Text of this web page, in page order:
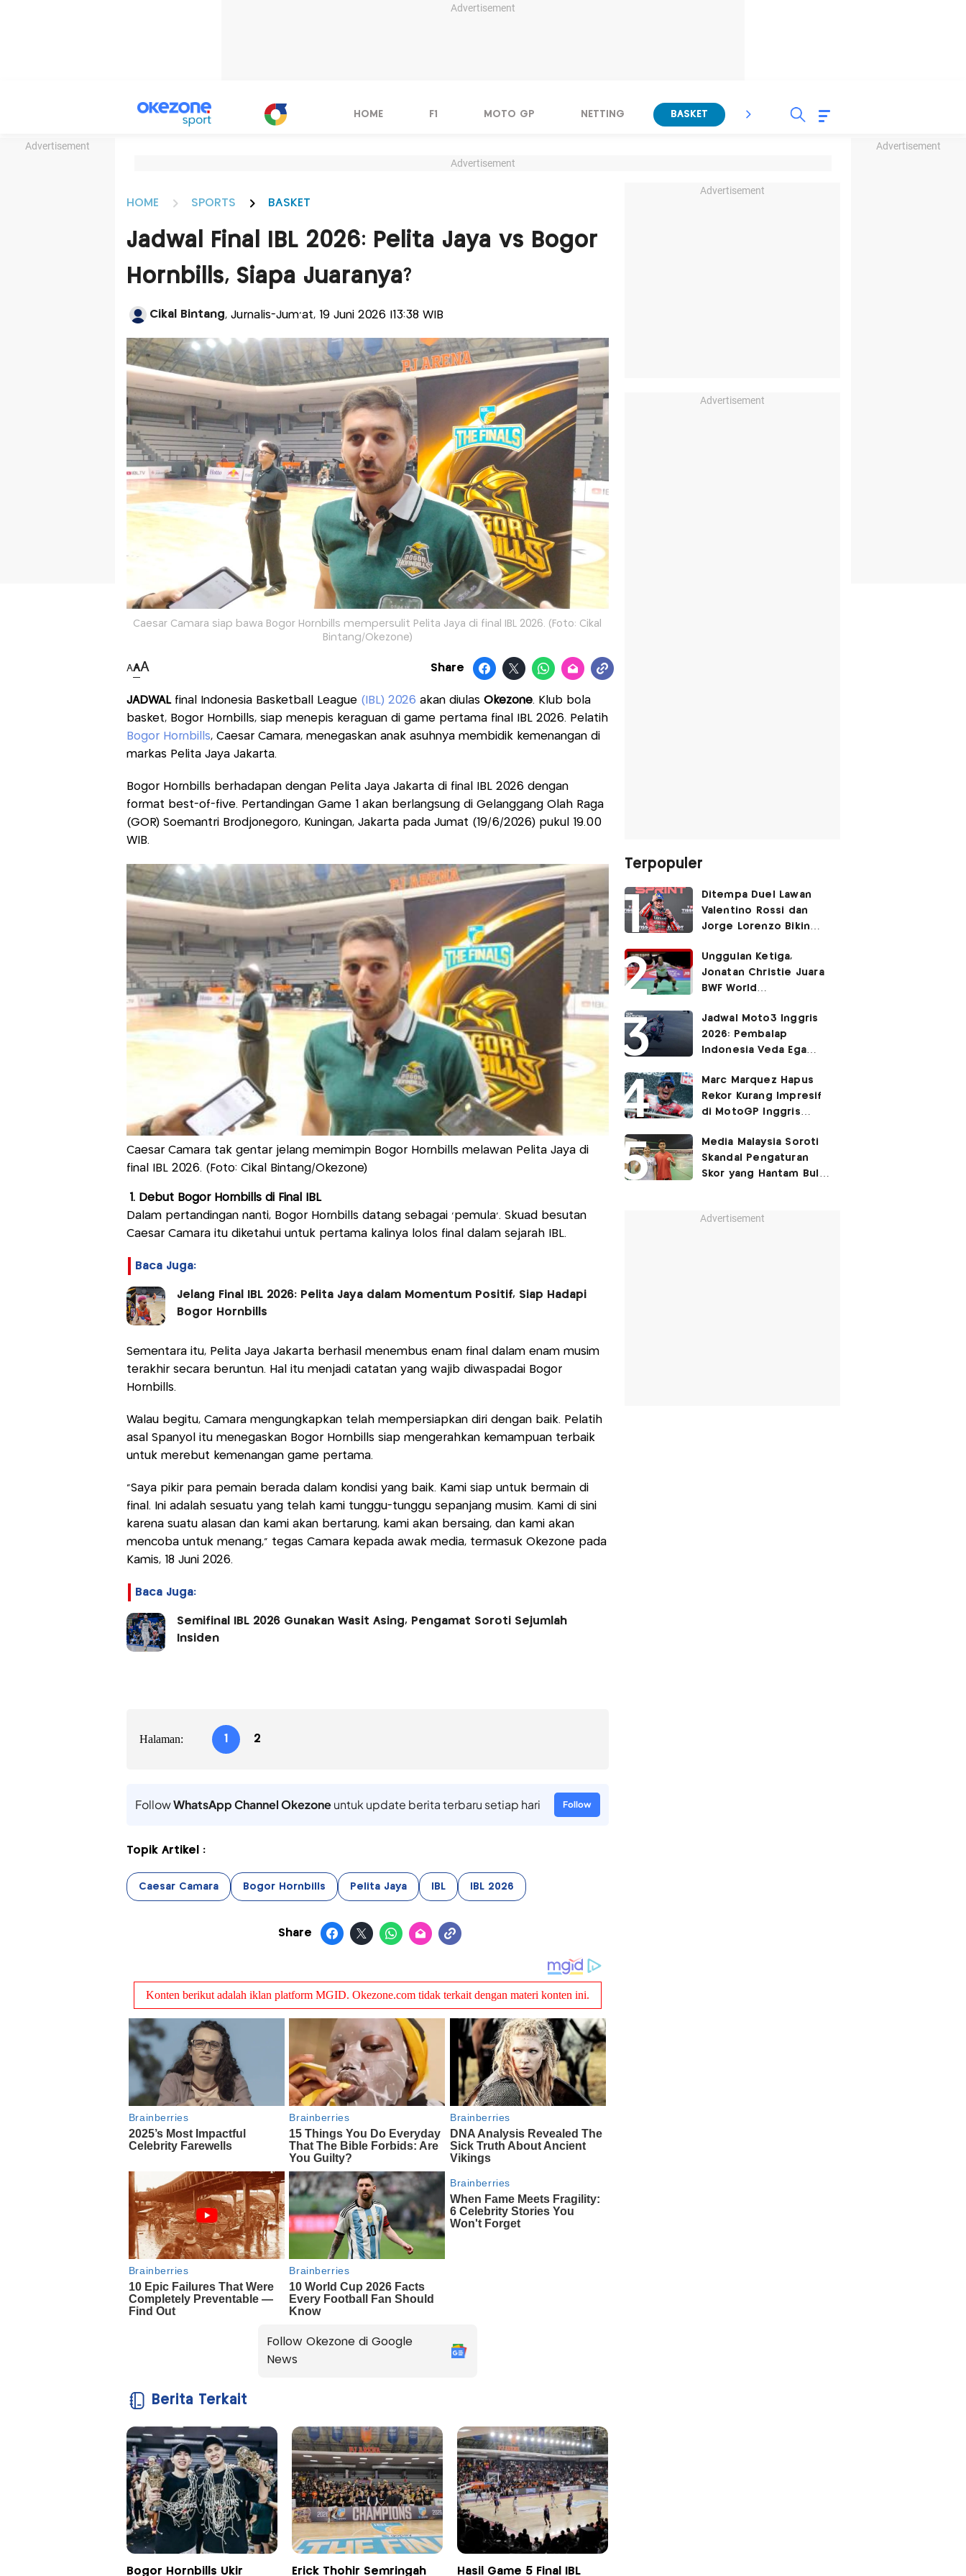
Advertisement
Advertisement Advertisement
HOME F1 MOTO GP NETTING BASKET SPORT LAIN
Advertisement
HOME SPORTS BASKET
Jadwal Final IBL 2026: Pelita Jaya vs Bogor
Hornbills, Siapa Juaranya?
Cikal Bintang, Jurnalis-Jum'at, 19 Juni 2026 |13:38 WIB
Caesar Camara siap bawa Bogor Hornbills mempersulit Pelita Jaya di final IBL 2026. (Foto: Cikal
Bintang/Okezone)
AAA Share
JADWALfinal Indonesia Basketball League (IBL) 2026 akan diulas Okezone. Klub bola
basket, Bogor Hornbills, siap menepis keraguan di game pertama final IBL 2026. Pelatih
Bogor Hornbills, Caesar Camara, menegaskan anak asuhnya membidik kemenangan di
markas Pelita Jaya Jakarta.
Bogor Hornbills berhadapan dengan Pelita Jaya Jakarta di final IBL 2026 dengan
format best-of-five. Pertandingan Game 1 akan berlangsung di Gelanggang Olah Raga
(GOR) Soemantri Brodjonegoro, Kuningan, Jakarta pada Jumat (19/6/2026) pukul 19.00
WIB.
Caesar Camara tak gentar jelang memimpin Bogor Hornbills melawan Pelita Jaya di
final IBL 2026. (Foto: Cikal Bintang/Okezone)
1. Debut Bogor Hornbills di Final IBL
Dalam pertandingan nanti, Bogor Hornbills datang sebagai 'pemula'. Skuad besutan
Caesar Camara itu diketahui untuk pertama kalinya lolos final dalam sejarah IBL.
Baca Juga:
Jelang Final IBL 2026: Pelita Jaya dalam Momentum Positif, Siap Hadapi
Bogor Hornbills
Sementara itu, Pelita Jaya Jakarta berhasil menembus enam final dalam enam musim
terakhir secara beruntun. Hal itu menjadi catatan yang wajib diwaspadai Bogor
Hornbills.
Walau begitu, Camara mengungkapkan telah mempersiapkan diri dengan baik. Pelatih
asal Spanyol itu menegaskan Bogor Hornbills siap mengerahkan kemampuan terbaik
untuk merebut kemenangan game pertama.
"Saya pikir para pemain berada dalam kondisi yang baik. Kami siap untuk bermain di
final. Ini adalah sesuatu yang telah kami tunggu-tunggu sepanjang musim. Kami di sini
karena suatu alasan dan kami akan bertarung, kami akan bersaing, dan kami akan
mencoba untuk menang," tegas Camara kepada awak media, termasuk Okezone pada
Kamis, 18 Juni 2026.
Baca Juga:
Semifinal IBL 2026 Gunakan Wasit Asing, Pengamat Soroti Sejumlah
Insiden
Halaman: 1 2
FollowWhatsApp Channel Okezoneuntuk update berita terbaru setiap hari Follow
Topik Artikel :
Caesar Camara Bogor Hornbills Pelita Jaya IBL IBL 2026
Share
Follow Okezone di Google
News
Berita Terkait
Bogor Hornbills Ukir Erick Thohir Semringah Hasil Game 5 Final IBL
Advertisement
Advertisement
Terpopuler
Ditempa Duel Lawan
Valentino Rossi dan
Jorge Lorenzo Bikin
Dikalahkan
Unggulan Ketiga,
Jonatan Christie Juara
BWF World
Jadwal Moto3 Inggris
2026: Pembalap
Indonesia Veda Ega
Marc Marquez Hapus
Rekor Kurang Impresif
di MotoGP Inggris
Media Malaysia Soroti
Skandal Pengaturan
Skor yang Hantam Bulu
Advertisement